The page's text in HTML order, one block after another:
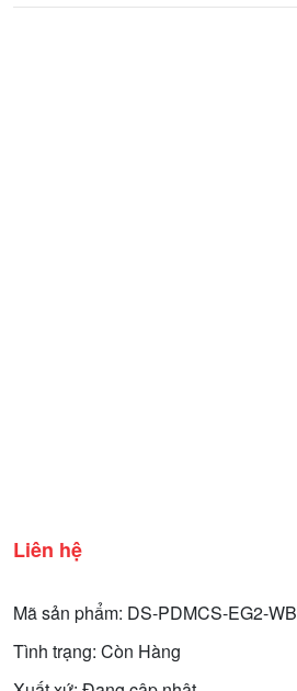
Liên hệ
Mã sản phẩm: DS-PDMCS-EG2-WB
Tình trạng: Còn Hàng